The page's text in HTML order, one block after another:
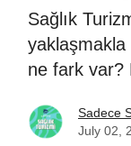
Sağlık
yaklaşmakla
ne fark var?
Sadece
July 02,